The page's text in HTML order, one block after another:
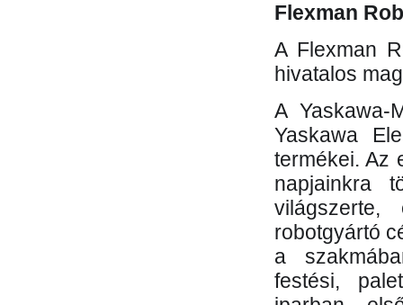
Flexman
A Flexman
hivatalos
A Yaskawa-
Yaskawa
termékei. Az
napjainkra
robotgyártó
a
festési,